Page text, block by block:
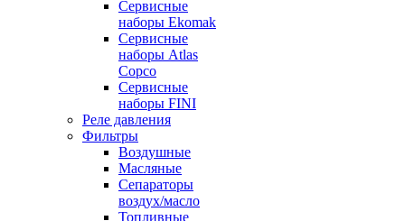
Сервисные
наборы Ekomak
Cервисные
наборы Atlas
Copco
Сервисные
наборы FINI
Реле давления
Фильтры
Воздушные
Масляные
Сепараторы
воздух/масло
Топливные